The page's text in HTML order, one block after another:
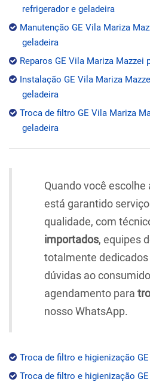
refrigerador e geladeira
Manutenção GE Vila Mariza
geladeira
Reparos GE Vila Mariza Mazzei
Instalação GE Vila Mariza
geladeira
Troca de filtro GE Vila Mariza
geladeira
Quando você escolhe
está garantido
qualidade, com
importados, equipes
totalmente
dúvidas ao
agendamento para
nosso WhatsApp.
Troca de filtro e higienização
Troca de filtro e higienização